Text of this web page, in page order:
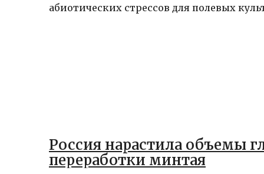
абиотических стрессов для полевых
Россия нарастила объемы
переработки минтая